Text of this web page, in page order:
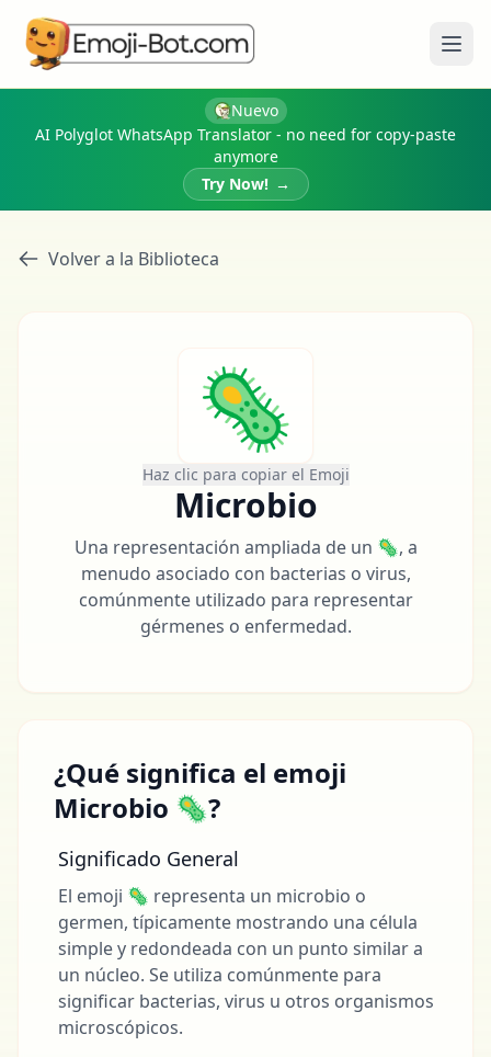
Nuevo
AI Polyglot WhatsApp Translator - no need for copy-paste
anymore
Try Now! →
Volver a la Biblioteca
🦠
Haz clic para copiar el Emoji
Microbio
Una representación ampliada de un 🦠, a
menudo asociado con bacterias o virus,
comúnmente utilizado para representar
gérmenes o enfermedad.
¿Qué significa el emoji
Microbio 🦠?
Significado General
El emoji 🦠 representa un microbio o
germen, típicamente mostrando una célula
simple y redondeada con un punto similar a
un núcleo. Se utiliza comúnmente para
significar bacterias, virus u otros organismos
microscópicos.